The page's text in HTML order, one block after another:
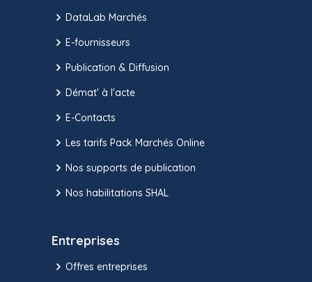
DataLab Marchés
E-fournisseurs
Publication & Diffusion
Démat' à l'acte
E-Contacts
Les tarifs Pack Marchés Online
Nos supports de publication
Nos habilitations SHAL
Entreprises
Offres entreprises